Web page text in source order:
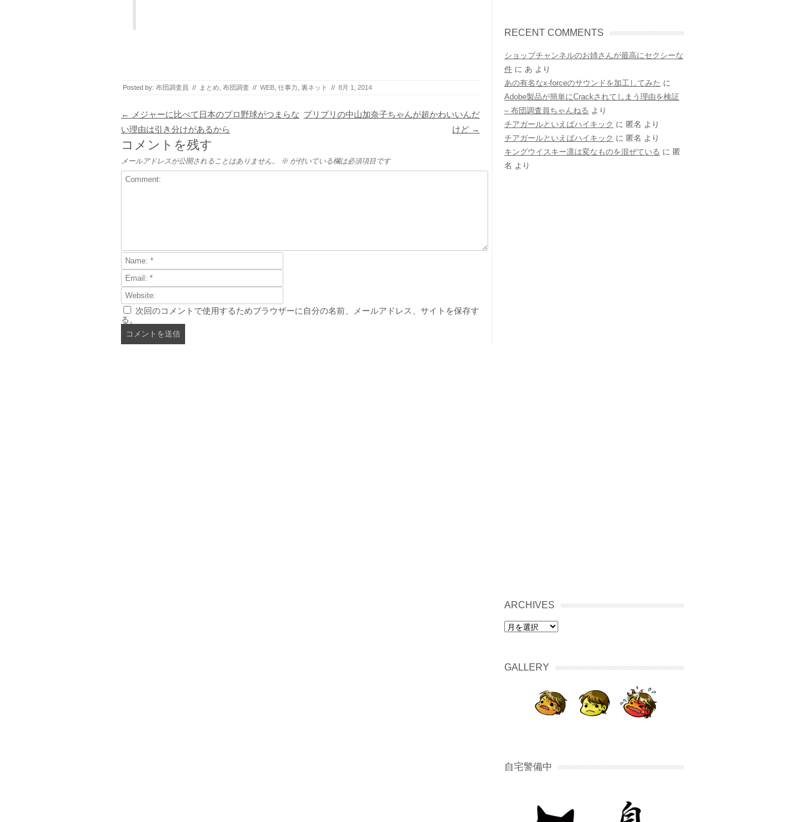
Posted by: 布団調査員 // まとめ 布団調査 // WEB 仕事力 裏ネット // 8月 1, 2014
Post navigation
←
メジャーに比べて日本のプロ野球がつまらな
い理由は引き分けがあるから
プリプリの中山加奈子ちゃんが超かわいいんだ
けど →
コメントを残す
メールアドレスが公開されることはありません。 ※ が付いている欄は必須項目です
次回のコメントで使用するためブラウザーに自分の名前、メールアドレス、サイトを保存す
る。
RECENT COMMENTS
ショップチャンネルのお姉さんが最高にセクシーな
件 に あ より
あの有名なx-forceのサウンドを加工してみた に
Adobe製品が簡単にCrackされてしまう理由を検証
– 布団調査員ちゃんねる より
チアガールといえばハイキック に 匿名 より
チアガールといえばハイキック に 匿名 より
キングウイスキー凛は変なものを混ぜている に 匿
名 より
ARCHIVES
archives
GALLERY
自宅警備中